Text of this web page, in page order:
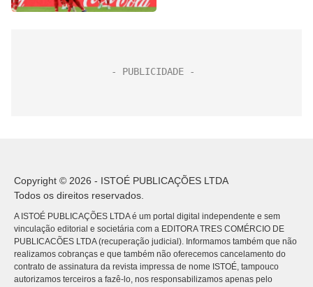
Copyright © 2026 - ISTOÉ PUBLICAÇÕES LTDA
Todos os direitos reservados.
A ISTOÉ PUBLICAÇÕES LTDA é um portal digital independente e sem
vinculação editorial e societária com a EDITORA TRES COMÉRCIO DE
PUBLICACÕES LTDA (recuperação judicial). Informamos também que não
realizamos cobranças e que também não oferecemos cancelamento do
contrato de assinatura da revista impressa de nome ISTOÉ, tampouco
autorizamos terceiros a fazê-lo, nos responsabilizamos apenas pelo